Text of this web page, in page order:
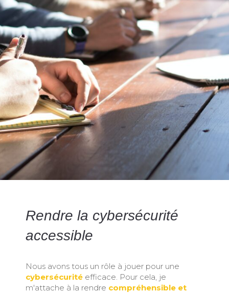
Rendre la cybersécurité
accessible
Nous avons tous un rôle à jouer pour une
cybersécurité efficace. Pour cela, je
m'attache à la rendre compréhensible et